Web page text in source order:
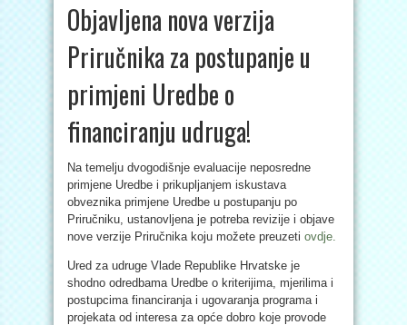
Objavljena nova verzija
Priručnika za postupanje u
primjeni Uredbe o
financiranju udruga!
Na temelju dvogodišnje evaluacije neposredne
primjene Uredbe i prikupljanjem iskustava
obveznika primjene Uredbe u postupanju po
Priručniku, ustanovljena je potreba revizije i objave
nove verzije Priručnika koju možete preuzeti ovdje.
Ured za udruge Vlade Republike Hrvatske je
shodno odredbama Uredbe o kriterijima, mjerilima i
postupcima financiranja i ugovaranja programa i
projekata od interesa za opće dobro koje provode